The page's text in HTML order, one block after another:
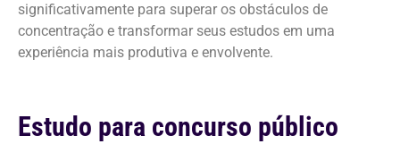
significativamente para superar os obstáculos de
concentração e transformar seus estudos em uma
experiência mais produtiva e envolvente.
Estudo para concurso público